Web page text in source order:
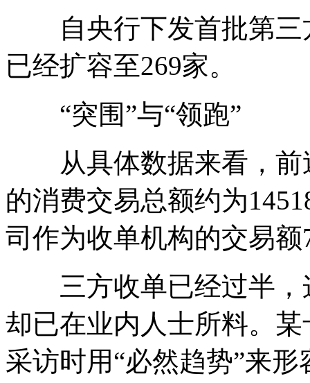
自央行下发首批第三
已经扩容至269家。
“突围”与“领跑”
从具体数据来看，前
的消费交易总额约为
司作为收单机构的交易额
三方收单已经过半，
却已在业内人士所料。
采访时用“必然趋势”来